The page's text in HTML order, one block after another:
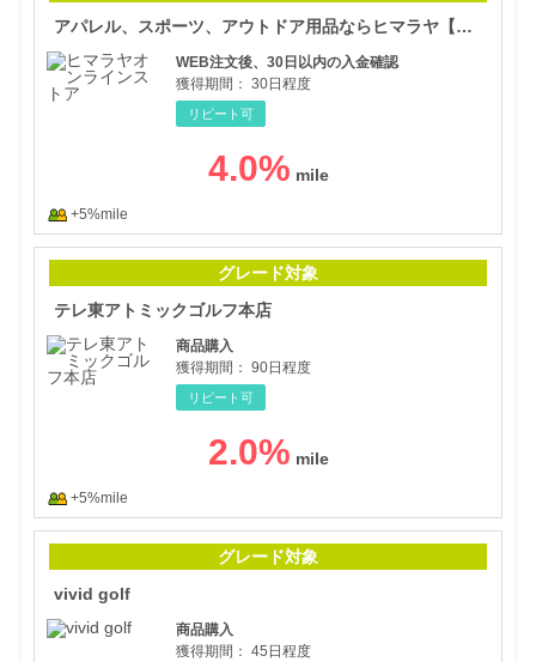
アパレル、スポーツ、アウトドア用品ならヒマラヤ【ヒマラヤオンラインストア】
WEB注文後、30日以内の入金確認
獲得期間： 30日程度
リピート可
4.0%
+5%mile
グレード対象
テレ東アトミックゴルフ本店
商品購入
獲得期間： 90日程度
リピート可
2.0%
+5%mile
グレード対象
vivid golf
商品購入
獲得期間： 45日程度